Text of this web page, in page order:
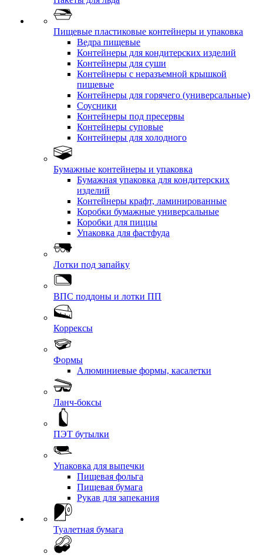
Пищевые пластиковые контейнеры и упаковка
Ведра пищевые
Контейнеры для кондитерских изделий
Контейнеры для суши
Контейнеры с неразъемной крышкой
пищевые
Контейнеры для горячего (универсальные)
Соусники
Контейнеры под пресервы
Контейнеры суповые
Контейнеры для холодного
Бумажные контейнеры и упаковка
Бумажная упаковка для кондитерских
изделий
Контейнеры крафт, ламинированные
Коробки бумажные универсальные
Коробки для пиццы
Упаковка для фастфуда
Лотки под запайку
ВПС поддоны и лотки ПП
Коррексы
Формы
Алюминиевые формы, касалетки
Ланч-боксы
ПЭТ бутылки
Упаковка для выпечки
Пищевая фольга
Пищевая бумага
Рукав для запекания
Туалетная бумага